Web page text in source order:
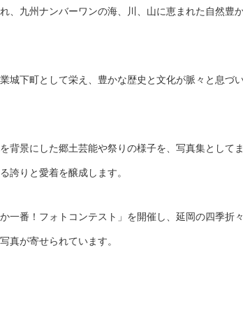
、九州ナンバーワンの海、川、山に恵まれた自然豊
城下町として栄え、豊かな歴史と文化が脈々と息づ
背景にした郷土芸能や祭りの様子を、写真集として
誇りと愛着を醸成します。
一番！フォトコンテスト」を開催し、延岡の四季折
真が寄せられています。